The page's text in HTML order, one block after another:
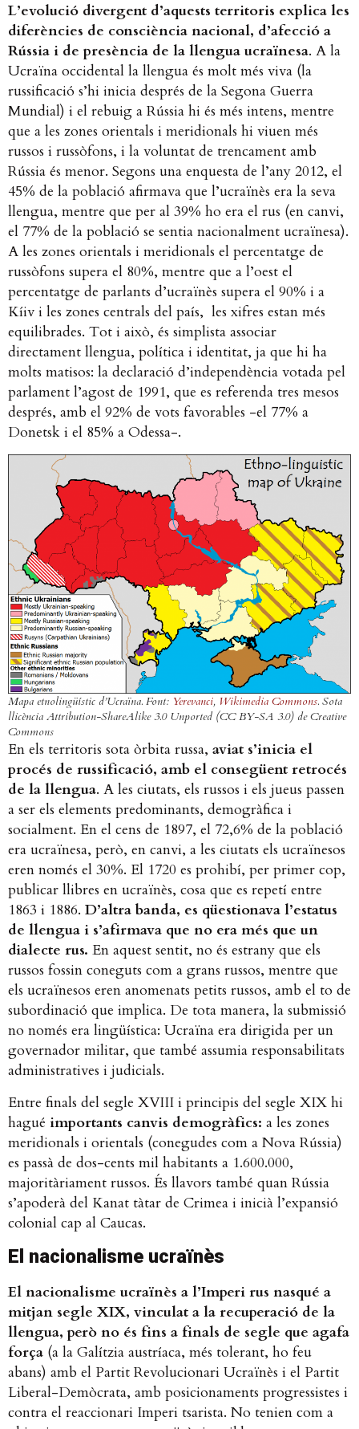
L’evolució divergent d’aquests territoris explica les
diferències de consciència nacional, d’afecció a
Rússia i de presència de la llengua ucraïnesa. A la
Ucraïna occidental la llengua és molt més viva (la
russificació s’hi inicia després de la Segona Guerra
Mundial) i el rebuig a Rússia hi és més intens, mentre
que a les zones orientals i meridionals hi viuen més
russos i russòfons, i la voluntat de trencament amb
Rússia és menor. Segons una enquesta de l’any 2012, el
45% de la població afirmava que l’ucraïnès era la seva
llengua, mentre que per al 39% ho era el rus (en canvi,
el 77% de la població se sentia nacionalment ucraïnesa).
A les zones orientals i meridionals el percentatge de
russòfons supera el 80%, mentre que a l’oest el
percentatge de parlants d’ucraïnès supera el 90% i a
Kíiv i les zones centrals del país, les xifres estan més
equilibrades. Tot i això, és simplista associar
directament llengua, política i identitat, ja que hi ha
molts matisos: la declaració d’independència votada pel
parlament l’agost de 1991, que es referenda tres mesos
després, amb el 92% de vots favorables -el 77% a
Donetsk i el 85% a Odessa-.
Mapa etnolingüístic d’Ucraïna. Font: Yerevanci, Wikimedia Commons. Sota
llicència Attribution-ShareAlike 3.0 Unported (CC BY-SA 3.0) de Creative
Commons
En els territoris sota òrbita russa, aviat s’inicia el
procés de russificació, amb el consegüent retrocés
de la llengua. A les ciutats, els russos i els jueus passen
a ser els elements predominants, demogràfica i
socialment. En el cens de 1897, el 72,6% de la població
era ucraïnesa, però, en canvi, a les ciutats els ucraïnesos
eren només el 30%. El 1720 es prohibí, per primer cop,
publicar llibres en ucraïnès, cosa que es repetí entre
1863 i 1886. D’altra banda, es qüestionava l’estatus
de llengua i s’afirmava que no era més que un
dialecte rus. En aquest sentit, no és estrany que els
russos fossin coneguts com a grans russos, mentre que
els ucraïnesos eren anomenats petits russos, amb el to de
subordinació que implica. De tota manera, la submissió
no només era lingüística: Ucraïna era dirigida per un
governador militar, que també assumia responsabilitats
administratives i judicials.
Entre finals del segle XVIII i principis del segle XIX hi
hagué importants canvis demogràfics: a les zones
meridionals i orientals (conegudes com a Nova Rússia)
es passà de dos-cents mil habitants a 1.600.000,
majoritàriament russos. És llavors també quan Rússia
s’apoderà del Kanat tàtar de Crimea i inicià l’expansió
colonial cap al Caucas.
El nacionalisme ucraïnès
El nacionalisme ucraïnès a l’Imperi rus nasqué a
mitjan segle XIX, vinculat a la recuperació de la
llengua, però no és fins a finals de segle que agafa
força (a la Galítzia austríaca, més tolerant, ho feu
abans) amb el Partit Revolucionari Ucraïnès i el Partit
Liberal-Demòcrata, amb posicionaments progressistes i
contra el reaccionari Imperi tsarista. No tenien com a